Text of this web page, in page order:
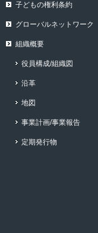
子どもの権利条約
グローバルネットワーク
組織概要
役員構成/組織図
沿革
地図
事業計画/事業報告
定期発行物